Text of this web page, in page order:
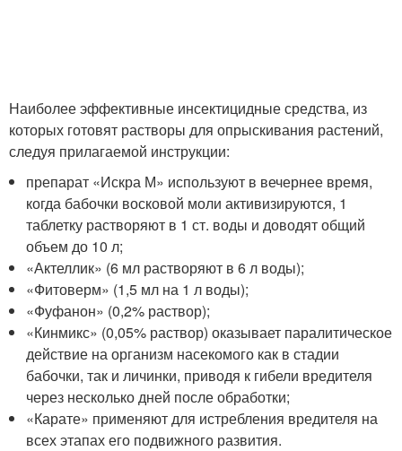
Наиболее эффективные инсектицидные средства, из
которых готовят растворы для опрыскивания растений,
следуя прилагаемой инструкции:
препарат «Искра М» используют в вечернее время,
когда бабочки восковой моли активизируются, 1
таблетку растворяют в 1 ст. воды и доводят общий
объем до 10 л;
«Актеллик» (6 мл растворяют в 6 л воды);
«Фитоверм» (1,5 мл на 1 л воды);
«Фуфанон» (0,2% раствор);
«Кинмикс» (0,05% раствор) оказывает паралитическое
действие на организм насекомого как в стадии
бабочки, так и личинки, приводя к гибели вредителя
через несколько дней после обработки;
«Карате» применяют для истребления вредителя на
всех этапах его подвижного развития.